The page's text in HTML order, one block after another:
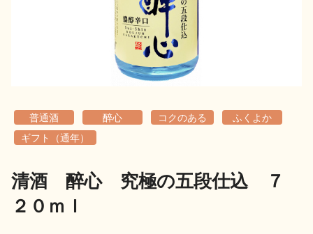
地酒解体新書
お楽しみコンテンツ
歳時記
普通酒 醉心 コクのある
ふくよか
ギフト（通年）
清酒 醉心 究極の五段仕込 ７
２０ｍｌ